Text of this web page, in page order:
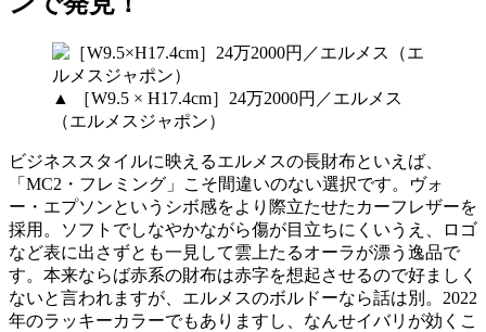
▲ ［W9.5 × H17.4cm］24万2000円／エルメス
（エルメスジャポン）
ビジネススタイルに映えるエルメスの長財布といえば、
「MC2・フレミング」こそ間違いのない選択です。ヴォ
ー・エプソンというシボ感をより際立たせたカーフレザーを
採用。ソフトでしなやかながら傷が目立ちにくいうえ、ロゴ
など表に出さずとも一見して雲上たるオーラが漂う逸品で
す。本来ならば赤系の財布は赤字を想起させるので好ましく
ないと言われますが、エルメスのボルドーなら話は別。2022
年のラッキーカラーでもありますし、なんせイバリが効くこ